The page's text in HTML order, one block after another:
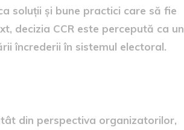
soluții și bune practici care să fie
decizia CCR este percepută ca un
încrederii în sistemul electoral.
din perspectiva organizatorilor,